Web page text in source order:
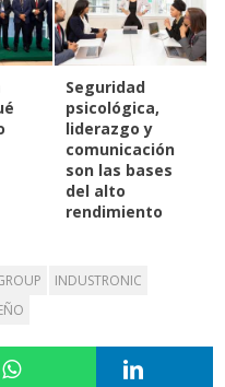
Seguridad
psicológica,
liderazgo y
comunicación
son las bases
del alto
rendimiento
INDUSTRONIC